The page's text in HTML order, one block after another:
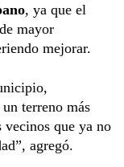
, ya que el
mayor
mejorar.
terreno más
vecinos que ya no
agregó.